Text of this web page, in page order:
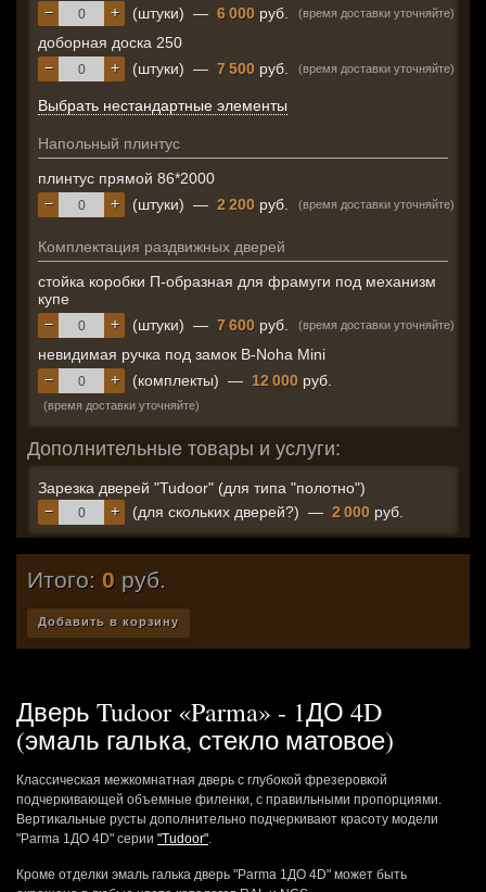
+
− (штуки) — 6 000 руб. (время доставки уточняйте)
доборная доска 250
+
− (штуки) — 7 500 руб. (время доставки уточняйте)
Выбрать нестандартные элементы
Напольный плинтус
плинтус прямой 86*2000
+
− (штуки) — 2 200 руб. (время доставки уточняйте)
Комплектация раздвижных дверей
стойка коробки П-образная для фрамуги под механизм
купе
+
− (штуки) — 7 600 руб. (время доставки уточняйте)
невидимая ручка под замок B-Noha Mini
+
− (комплекты) — 12 000 руб.
(время доставки уточняйте)
Дополнительные товары и услуги:
Зарезка дверей "Tudoor" (для типа "полотно")
+
− (для скольких дверей?) — 2 000 руб.
Итого: 0 руб.
Добавить в корзину
Дверь Tudoor «Parma» - 1ДО 4D
(эмаль галька, стекло матовое)
Классическая межкомнатная дверь с глубокой фрезеровкой
подчеркивающей объемные филенки, с правильными пропорциями.
Вертикальные русты дополнительно подчеркивают красоту модели
"Parma 1ДО 4D" серии "Tudoor".
Кроме отделки эмаль галька дверь "Parma 1ДО 4D" может быть